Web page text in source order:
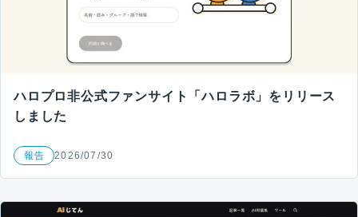
ハロプロ非公式ファンサイト「ハロラボ」をリリース
しました
報告 2026/07/30